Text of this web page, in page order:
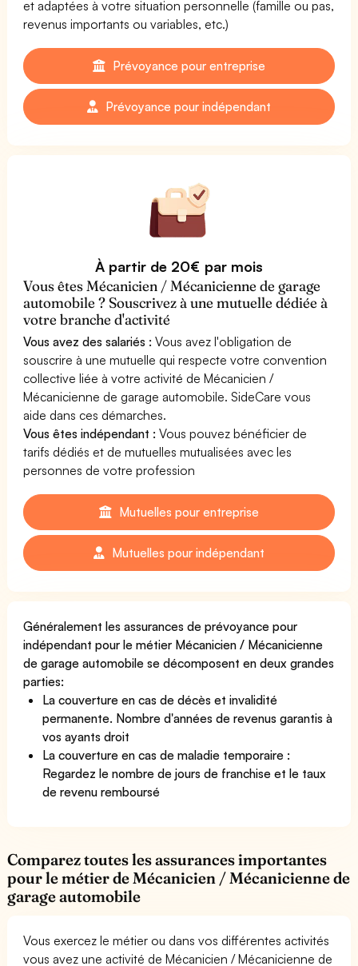
et adaptées à votre situation personnelle (famille ou pas,
revenus importants ou variables, etc.)
Prévoyance pour entreprise
Prévoyance pour indépendant
À partir de 20€ par mois
Vous êtes Mécanicien / Mécanicienne de garage
automobile ? Souscrivez à une mutuelle dédiée à
votre branche d'activité
Vous avez des salariés : Vous avez l'obligation de
souscrire à une mutuelle qui respecte votre convention
collective liée à votre activité de Mécanicien /
Mécanicienne de garage automobile. SideCare vous
aide dans ces démarches.
Vous êtes indépendant : Vous pouvez bénéficier de
tarifs dédiés et de mutuelles mutualisées avec les
personnes de votre profession
Mutuelles pour entreprise
Mutuelles pour indépendant
Généralement les assurances de prévoyance pour
indépendant pour le métier Mécanicien / Mécanicienne
de garage automobile se décomposent en deux grandes
parties:
La couverture en cas de décès et invalidité
permanente. Nombre d'années de revenus garantis à
vos ayants droit
La couverture en cas de maladie temporaire :
Regardez le nombre de jours de franchise et le taux
de revenu remboursé
Comparez toutes les assurances importantes
pour le métier de Mécanicien / Mécanicienne de
garage automobile
Vous exercez le métier ou dans vos différentes activités
vous avez une activité de Mécanicien / Mécanicienne de